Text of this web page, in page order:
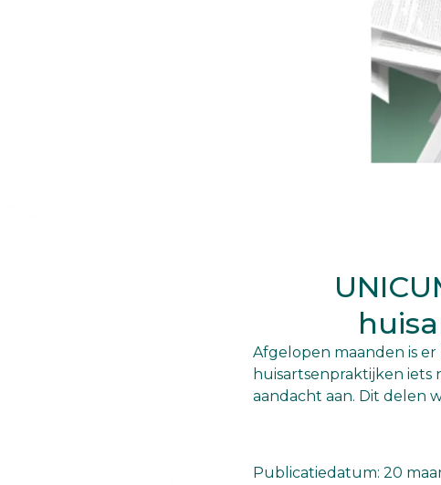
Afgelopen maanden is
huisartsenpraktijken iets
aandacht aan. Dit delen
Publicatiedatum: 20